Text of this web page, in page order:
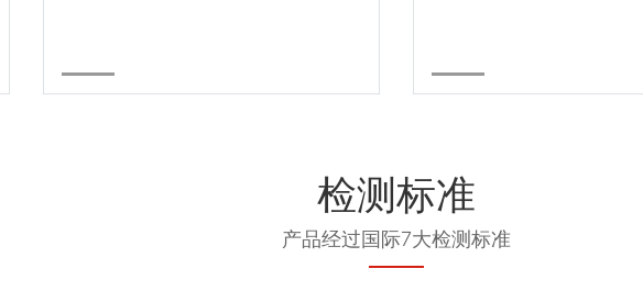
检测标准
产品经过国际7大检测标准